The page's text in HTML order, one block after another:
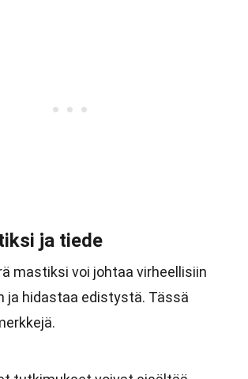
ja tiede
mastiksi voi johtaa virheellisiin
ja hidastaa edistystä. Tässä